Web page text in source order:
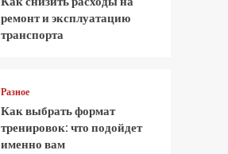
ремонт и эксплуатацию
транспорта
Разное
Как выбрать формат
тренировок: что подойдет
именно вам